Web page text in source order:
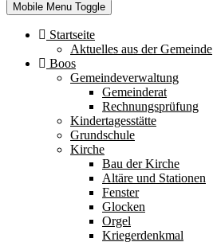
Mobile Menu Toggle
Startseite
Aktuelles aus der Gemeinde
Boos
Gemeindeverwaltung
Gemeinderat
Rechnungsprüfung
Kindertagesstätte
Grundschule
Kirche
Bau der Kirche
Altäre und Stationen
Fenster
Glocken
Orgel
Kriegerdenkmal